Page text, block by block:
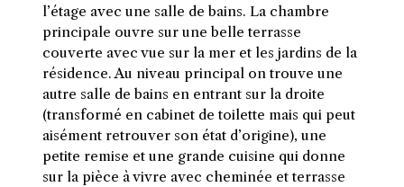
l’étage avec une salle de bains. La chambre
principale ouvre sur une belle terrasse
couverte avec vue sur la mer et les jardins de la
résidence. Au niveau principal on trouve une
autre salle de bains en entrant sur la droite
(transformé en cabinet de toilette mais qui peut
aisément retrouver son état d’origine), une
petite remise et une grande cuisine qui donne
sur la pièce à vivre avec cheminée et terrasse